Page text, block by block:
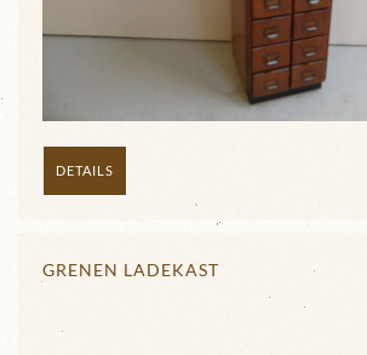
DETAILS
GRENEN LADEKAST